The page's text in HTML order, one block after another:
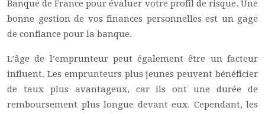
Banque de France pour évaluer votre profil de risque. Une
bonne gestion de vos finances personnelles est un gage
de confiance pour la banque.
L’âge de l’emprunteur peut également être un facteur
influent. Les emprunteurs plus jeunes peuvent bénéficier
de taux plus avantageux, car ils ont une durée de
remboursement plus longue devant eux. Cependant, les